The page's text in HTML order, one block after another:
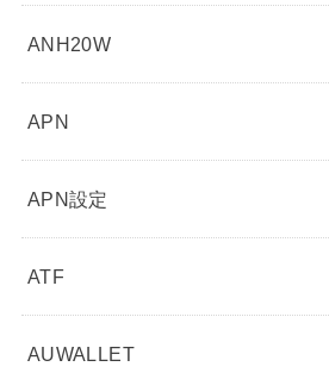
ANH20W
APN
APN設定
ATF
AUWALLET